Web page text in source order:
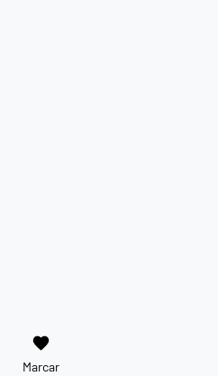
favorite
Marcar